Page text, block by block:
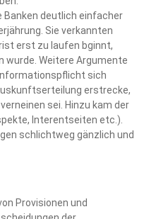
Banken deutlich einfacher
Sie verkannten
erst zu laufen bginnt,
Weitere Argumente
sich
erstrecke,
sei. Hinzu kam der
Interentseiten etc.).
schlichtweg gänzlich und
Provisionen und